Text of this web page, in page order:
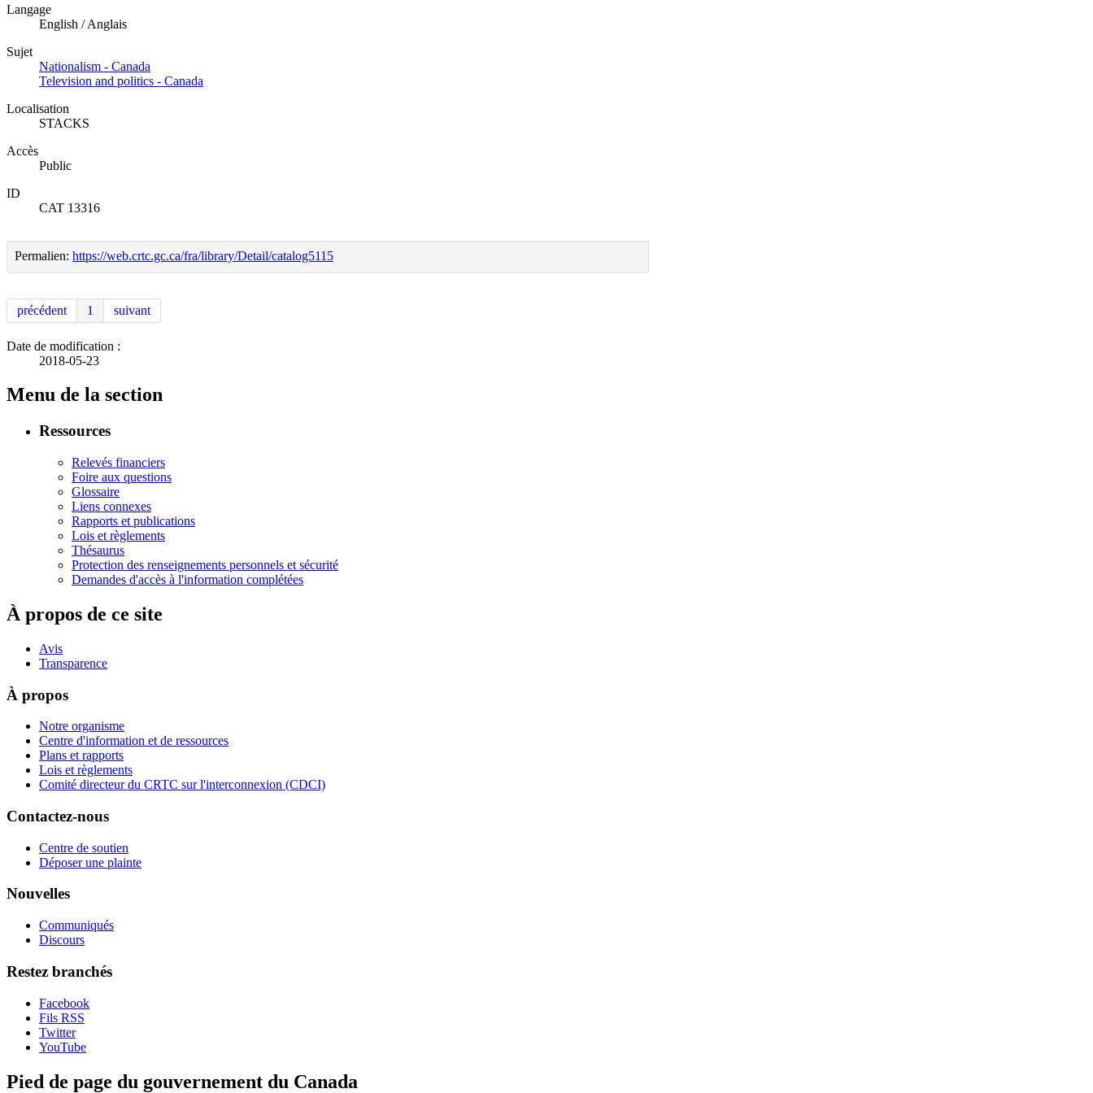
Langage
English / Anglais
Sujet
Nationalism - Canada
Television and politics - Canada
Localisation
STACKS
Accès
Public
ID
CAT 13316
Permalien: https://web.crtc.gc.ca/fra/library/Detail/catalog5115
précédent 1 suivant
Date de modification :
2018-05-23
Menu de la section
Ressources
Relevés financiers
Foire aux questions
Glossaire
Liens connexes
Rapports et publications
Lois et règlements
Thésaurus
Protection des renseignements personnels et sécurité
Demandes d'accès à l'information complétées
À propos de ce site
Avis
Transparence
À propos
Notre organisme
Centre d'information et de ressources
Plans et rapports
Lois et règlements
Comité directeur du CRTC sur l'interconnexion (CDCI)
Contactez-nous
Centre de soutien
Déposer une plainte
Nouvelles
Communiqués
Discours
Restez branchés
Facebook
Fils RSS
Twitter
YouTube
Pied de page du gouvernement du Canada